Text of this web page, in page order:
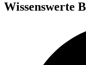
Wissenswerte